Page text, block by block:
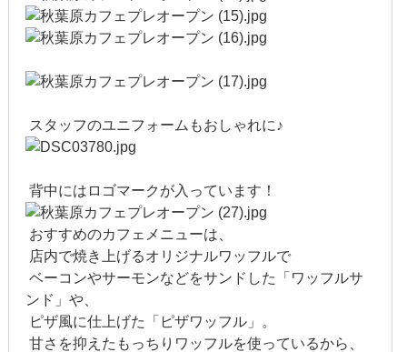
2014年12月
2014年10月
2014年9月
2014年7月
2014年6月
2014年4月
スタッフのユニフォームもおしゃれに♪
背中にはロゴマークが入っています！
おすすめのカフェメニューは、
店内で焼き上げるオリジナルワッフルで
ベーコンやサーモンなどをサンドした「ワッフルサ
ンド」や、
ピザ風に仕上げた「ピザワッフル」。
甘さを抑えたもっちりワッフルを使っているから、